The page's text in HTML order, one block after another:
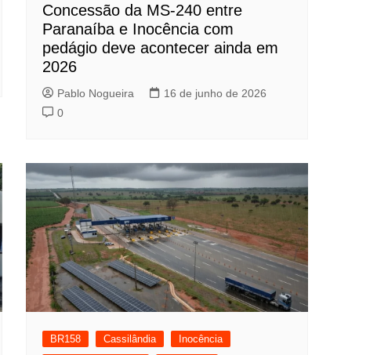
Concessão da MS-240 entre
Paranaíba e Inocência com
pedágio deve acontecer ainda em
2026
Pablo Nogueira
16 de junho de 2026
0
BR158 Cassilândia
Inocência